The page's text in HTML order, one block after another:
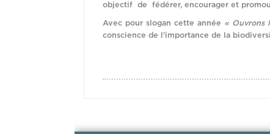
objectif de fédérer, encourager et
Avec pour slogan cette année « Ouvrons
conscience de l'importance de la